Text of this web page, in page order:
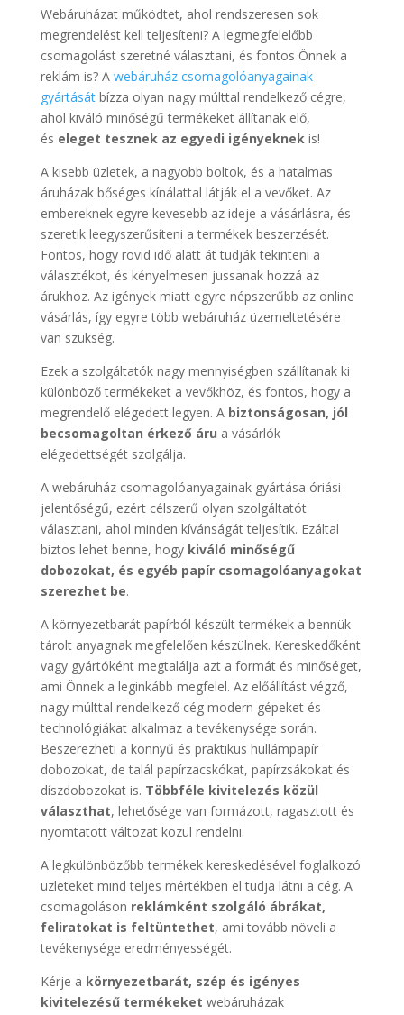
Webáruházat működtet, ahol rendszeresen sok
megrendelést kell teljesíteni? A legmegfelelőbb
csomagolást szeretné választani, és fontos Önnek a
reklám is? A webáruház csomagolóanyagainak
gyártásátbízza olyan nagy múlttal rendelkező cégre,
ahol kiváló minőségű termékeket állítanak elő,
és eleget tesznek az egyedi igényeknekis!
A kisebb üzletek, a nagyobb boltok, és a hatalmas
áruházak bőséges kínálattal látják el a vevőket. Az
embereknek egyre kevesebb az ideje a vásárlásra, és
szeretik leegyszerűsíteni a termékek beszerzését.
Fontos, hogy rövid idő alatt át tudják tekinteni a
választékot, és kényelmesen jussanak hozzá az
árukhoz. Az igények miatt egyre népszerűbb az online
vásárlás, így egyre több webáruház üzemeltetésére
van szükség.
Ezek a szolgáltatók nagy mennyiségben szállítanak ki
különböző termékeket a vevőkhöz, és fontos, hogy a
megrendelő elégedett legyen. A biztonságosan, jól
becsomagoltan érkező áru a vásárlók
elégedettségét szolgálja.
A webáruház csomagolóanyagainak gyártása óriási
jelentőségű, ezért célszerű olyan szolgáltatót
választani, ahol minden kívánságát teljesítik. Ezáltal
biztos lehet benne, hogy kiváló minőségű
dobozokat, és egyéb papír csomagolóanyagokat
szerezhet be.
A környezetbarát papírból készült termékek a bennük
tárolt anyagnak megfelelően készülnek. Kereskedőként
vagy gyártóként megtalálja azt a formát és minőséget,
ami Önnek a leginkább megfelel. Az előállítást végző,
nagy múlttal rendelkező cég modern gépeket és
technológiákat alkalmaz a tevékenysége során.
Beszerezheti a könnyű és praktikus hullámpapír
dobozokat, de talál papírzacskókat, papírzsákokat és
díszdobozokat is. Többféle kivitelezés közül
választhat, lehetősége van formázott, ragasztott és
nyomtatott változat közül rendelni.
A legkülönbözőbb termékek kereskedésével foglalkozó
üzleteket mind teljes mértékben el tudja látni a cég. A
csomagoláson reklámként szolgáló ábrákat,
feliratokat is feltüntethet, ami tovább növeli a
tevékenysége eredményességét.
Kérje a környezetbarát, szép és igényes
kivitelezésű termékeket webáruházak